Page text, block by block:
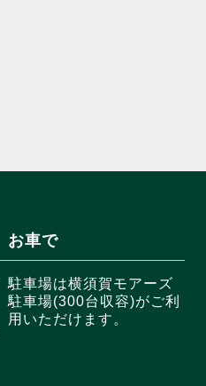
お車で
駐車場は横須賀モアーズ
駐車場(300台収容)がご利
用いただけます。